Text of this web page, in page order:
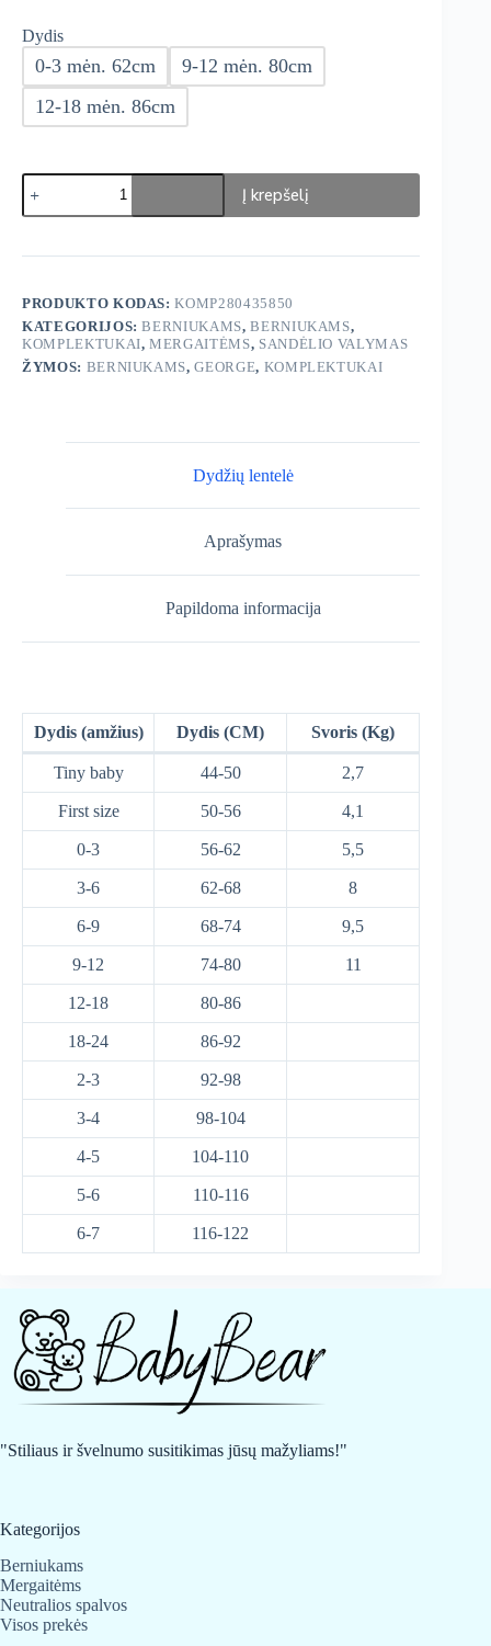
Dydis
0-3 mėn. 62cm
9-12 mėn. 80cm
12-18 mėn. 86cm
produkto
kiekis:
George
3-
su
pūkeliu
Į krepšelį
PRODUKTO KODAS:KOMP280435850
KATEGORIJOS:BERNIUKAMS,BERNIUKAMS,
KOMPLEKTUKAI,MERGAITĖMS, SANDĖLIO VALYMAS
ŽYMOS: BERNIUKAMS,GEORGE, KOMPLEKTUKAI
Dydžių lentelė
Aprašymas
Papildoma informacija
Dydis (amžius) Dydis (CM) Svoris (Kg)
Tiny baby 44-50 2,7
First size 50-56 4,1
0-3 56-62 5,5
3-6 62-68 8
6-9 68-74 9,5
9-12 74-80 11
12-18 80-86
18-24 86-92
2-3 92-98
3-4 98-104
4-5 104-110
5-6 110-116
6-7 116-122
"Stiliaus ir švelnumo susitikimas jūsų mažyliams!"
Kategorijos
Berniukams
Mergaitėms
Neutralios spalvos
Visos prekės